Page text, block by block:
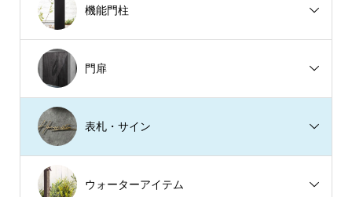
機能門柱
門扉
表札・サイン
ウォーターアイテム